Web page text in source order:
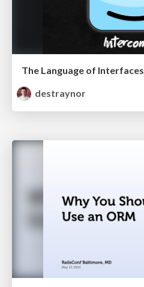
The Language of Interfaces
destraynor